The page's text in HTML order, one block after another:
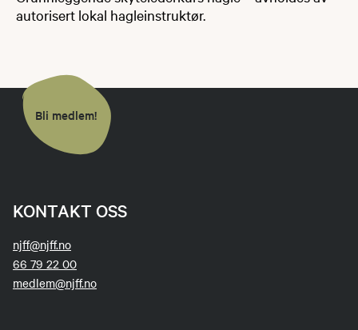
autorisert lokal hagleinstruktør.
Bli medlem!
KONTAKT OSS
njff@njff.no
66 79 22 00
medlem@njff.no